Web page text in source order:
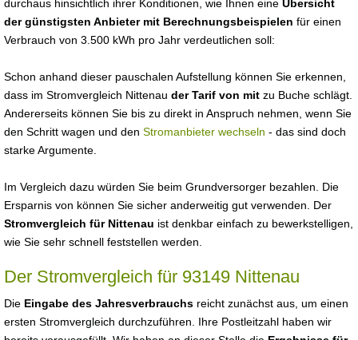
durchaus hinsichtlich ihrer Konditionen, wie Ihnen eine Übersicht
der günstigsten Anbieter mit Berechnungsbeispielen für einen
Verbrauch von 3.500 kWh pro Jahr verdeutlichen soll:
Schon anhand dieser pauschalen Aufstellung können Sie erkennen,
dass im Stromvergleich Nittenau der Tarif von mit zu Buche schlägt.
Andererseits können Sie bis zu direkt in Anspruch nehmen, wenn Sie
den Schritt wagen und den Stromanbieter wechseln - das sind doch
starke Argumente.
Im Vergleich dazu würden Sie beim Grundversorger bezahlen. Die
Ersparnis von können Sie sicher anderweitig gut verwenden. Der
Stromvergleich für Nittenau ist denkbar einfach zu bewerkstelligen,
wie Sie sehr schnell feststellen werden.
Der Stromvergleich für 93149 Nittenau
Die Eingabe des Jahresverbrauchs reicht zunächst aus, um einen
ersten Stromvergleich durchzuführen. Ihre Postleitzahl haben wir